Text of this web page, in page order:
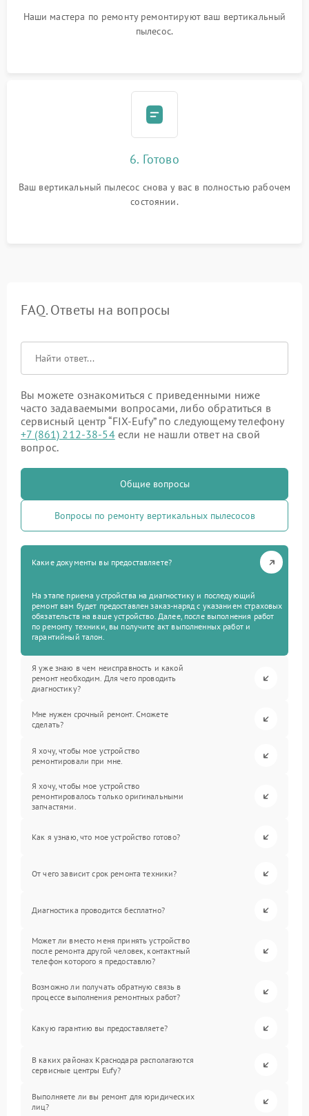
Наши мастера по ремонту ремонтируют ваш вертикальный
пылесос.
6. Готово
Ваш вертикальный пылесос снова у вас в полностью рабочем
состоянии.
FAQ. Ответы на вопросы
Вы можете ознакомиться с приведенными ниже
часто задаваемыми вопросами, либо обратиться в
сервисный центр “FIX-Eufy” по следующему телефону
+7 (861) 212-38-54если не нашли ответ на свой
вопрос.
Общие вопросы
Вопросы по ремонту вертикальных пылесосов
Какие документы вы предоставляете?
На этапе приема устройства на диагностику и последующий
ремонт вам будет предоставлен заказ-наряд с указанием страховых
обязательств на ваше устройство. Далее, после выполнения работ
по ремонту техники, вы получите акт выполненных работ и
гарантийный талон.
Я уже знаю в чем неисправность и какой
ремонт необходим. Для чего проводить
диагностику?
Мне нужен срочный ремонт. Сможете
сделать?
Я хочу, чтобы мое устройство
ремонтировали при мне.
Я хочу, чтобы мое устройство
ремонтировалось только оригинальными
запчастями.
Как я узнаю, что мое устройство готово?
От чего зависит срок ремонта техники?
Диагностика проводится бесплатно?
Может ли вместо меня принять устройство
после ремонта другой человек, контактный
телефон которого я предоставлю?
Возможно ли получать обратную связь в
процессе выполнения ремонтных работ?
Какую гарантию вы предоставляете?
В каких районах Краснодара располагаются
сервисные центры Eufy?
Выполняете ли вы ремонт для юридических
лиц?